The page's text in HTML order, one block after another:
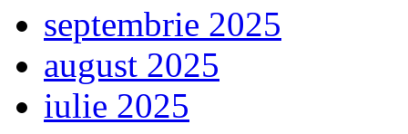
septembrie 2025
august 2025
iulie 2025